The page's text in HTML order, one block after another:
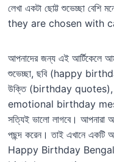
লেখা একটা ছোট্ট শুভেচ্ছা বেশি
they are chosen with
আপনাদের জন্য এই আর্টিকেলে
শুভেচ্ছা, ছবি (happy
উক্তি (birthday quotes),
emotional birthday
সত্যিই ভালো লাগবে। আপনারা
পছন্দ করেন। তাই এখানে একটি
Happy Birthday Bengali